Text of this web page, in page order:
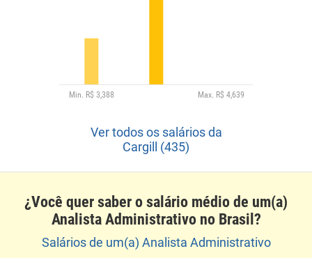
Ver todos os salários da
Cargill (435)
¿Você quer saber o salário médio de um(a)
Analista Administrativo no Brasil?
Salários de um(a) Analista Administrativo